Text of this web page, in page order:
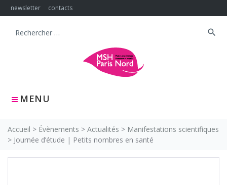
Skip
to
newsletter contacts
MENU
Search
search
Accueil > Évènements > Actualités > Manifestations scientifiques
> Journée d’étude | Petits nombres en santé